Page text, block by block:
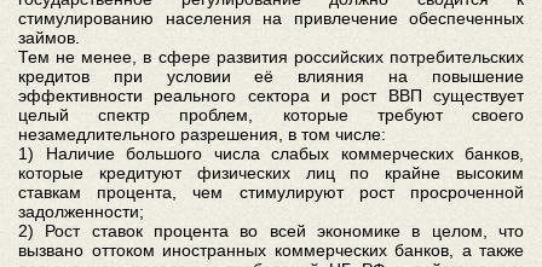
стимулированию населения на привлечение обеспеченных
займов.
Тем не менее, в сфере развития российских потребительских
кредитов при условии её влияния на повышение
эффективности реального сектора и рост ВВП существует
целый спектр проблем, которые требуют своего
незамедлительного разрешения, в том числе:
1) Наличие большого числа слабых коммерческих банков,
которые кредитуют физических лиц по крайне высоким
ставкам процента, чем стимулируют рост просроченной
задолженности;
2) Рост ставок процента во всей экономике в целом, что
вызвано оттоком иностранных коммерческих банков, а также